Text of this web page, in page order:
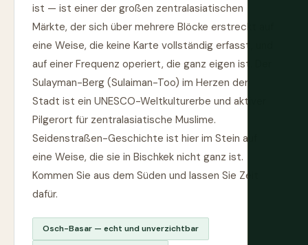
ist — ist einer der großen zentralasiatischen
Märkte, der sich über mehrere Blöcke erstreckt auf
eine Weise, die keine Karte vollständig erfasst, und
auf einer Frequenz operiert, die ganz eigen ist. Der
Sulayman-Berg (Sulaiman-Too) im Herzen der
Stadt ist ein UNESCO-Weltkulturerbe und aktiver
Pilgerort für zentralasiatische Muslime.
Seidenstraßen-Geschichte ist hier im Stein auf
eine Weise, die sie in Bischkek nicht ganz ist.
Kommen Sie aus dem Süden und lassen Sie Zeit
dafür.
Osch-Basar — echt und unverzichtbar